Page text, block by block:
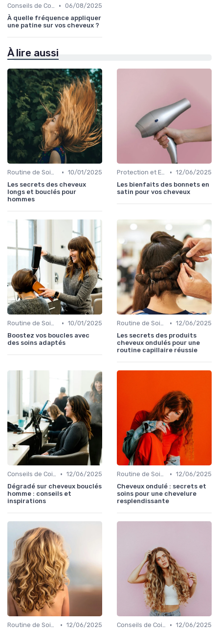
Conseils de Coiffage • 06/08/2025
À quelle fréquence appliquer
une patine sur vos cheveux ?
À lire aussi
Routine de Soins pour Cheveux Bouclés • 10/01/2025
Les secrets des cheveux
longs et bouclés pour
hommes
Protection et Entretien des Boucles • 12/06/2025
Les bienfaits des bonnets en
satin pour vos cheveux
Routine de Soins pour Cheveux Bouclés • 10/01/2025
Boostez vos boucles avec
des soins adaptés
Routine de Soins pour Cheveux Bouclés • 12/06/2025
Les secrets des produits
cheveux ondulés pour une
routine capillaire réussie
Conseils de Coiffage • 12/06/2025
Dégradé sur cheveux bouclés
homme : conseils et
inspirations
Routine de Soins pour Cheveux Bouclés • 12/06/2025
Cheveux ondulé : secrets et
soins pour une chevelure
resplendissante
Routine de Soins pour Cheveux Bouclés • 12/06/2025
Conseils de Coiffage • 12/06/2025